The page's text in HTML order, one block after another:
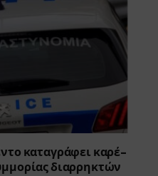
καταγράφει καρέ-
διαρρηκτών